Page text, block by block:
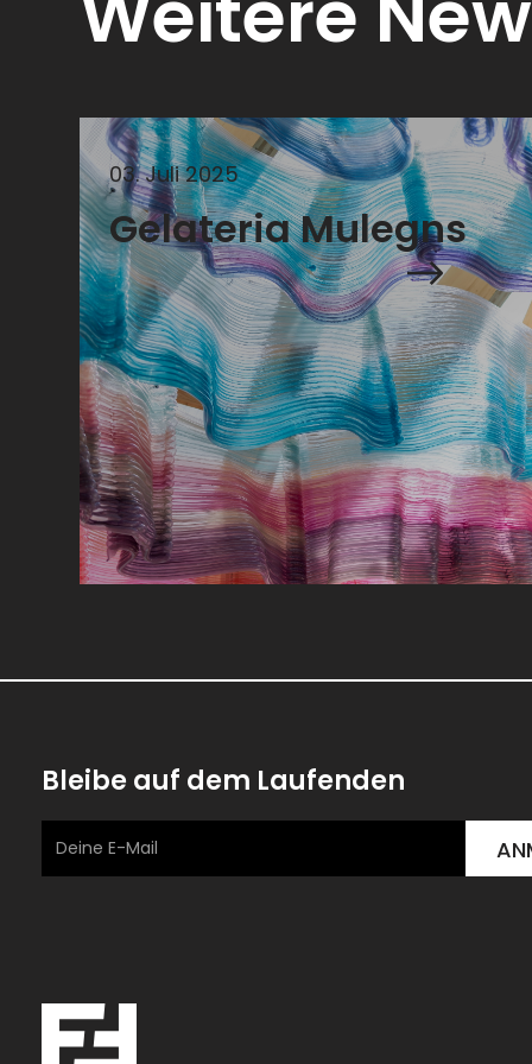
03.Juli 2025
Gelateria Mulegns
Bleibe auf dem Laufenden